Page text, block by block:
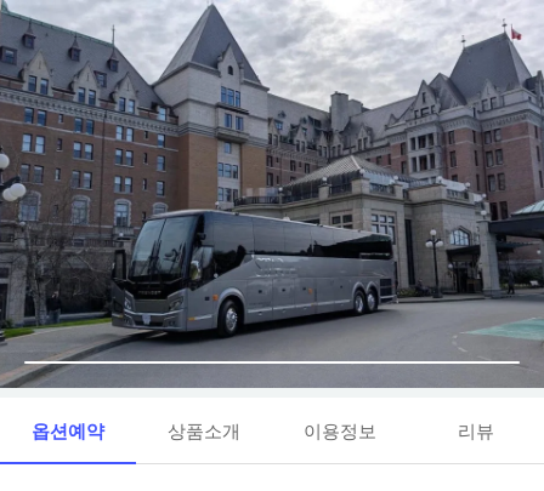
옵션예약 상품소개 이용정보 리뷰